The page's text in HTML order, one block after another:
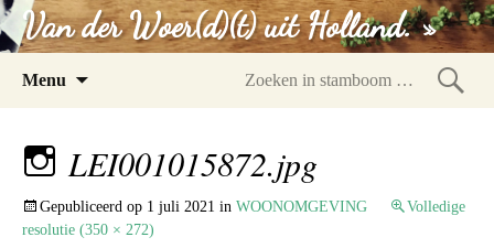
Van der Woer(d)(t) uit Holland. »
Menu
LEI001015872.jpg
Gepubliceerd op 1 juli 2021 in WOONOMGEVING
Volledige
resolutie (350 × 272)